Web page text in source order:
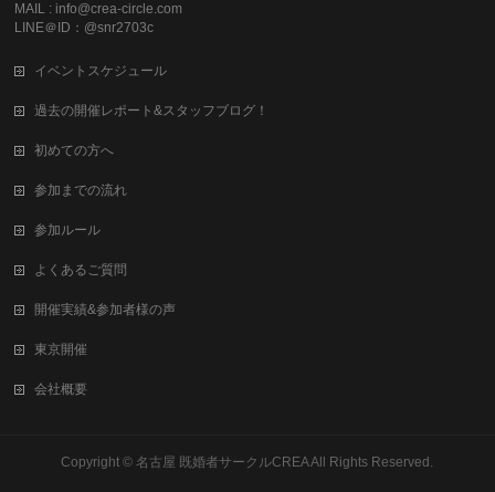
MAIL : info@crea-circle.com
LINE＠ID：@snr2703c
イベントスケジュール
過去の開催レポート&スタッフブログ！
初めての方へ
参加までの流れ
参加ルール
よくあるご質問
開催実績&参加者様の声
東京開催
会社概要
Copyright ©名古屋 既婚者サークルCREAAll Rights Reserved.